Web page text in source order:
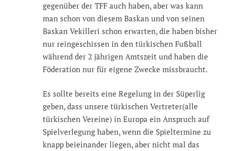
gegenüber der TFF auch haben, aber was kann
man schon von diesem Baskan und von seinen
Baskan Vekilleri schon erwarten, die haben bisher
nur reingeschissen in den türkischen Fußball
während der 2 jährigen Amtszeit und haben die
Föderation nur für eigene Zwecke missbraucht.
Es sollte bereits eine Regelung in der Süperlig
geben, dass unsere türkischen Vertreter(alle
türkischen Vereine) in Europa ein Anspruch auf
Spielverlegung haben, wenn die Spieltermine zu
knapp beieinander liegen, aber nicht mal das